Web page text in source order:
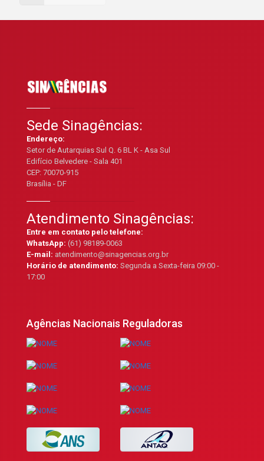
Sede Sinagências:
Endereço:
Setor de Autarquias Sul Q. 6 BL K - Asa Sul
Edifício Belvedere - Sala 401
CEP: 70070-915
Brasília - DF
Atendimento Sinagências:
Entre em contato pelo telefone:
WhatsApp:(61) 98189-0063
E-mail:atendimento@sinagencias.org.br
Horário de atendimento:Segunda a Sexta-feira 09:00 -
17:00
Agências Nacionais Reguladoras